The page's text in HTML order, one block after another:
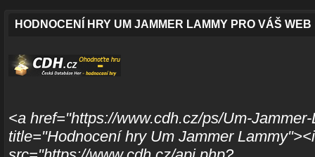
HODNOCENÍ HRY UM JAMMER LAMMY PRO VÁŠ WEB
<a href="https://www.cdh.cz/ps/Um-
title="Hodnocení hry Um Jammer